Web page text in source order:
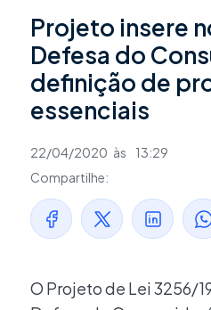
Projeto insere
Defesa do
definição de
essenciais
22/04/2020 às
13:29
Compartilhe:
O Projeto de Lei 3256/